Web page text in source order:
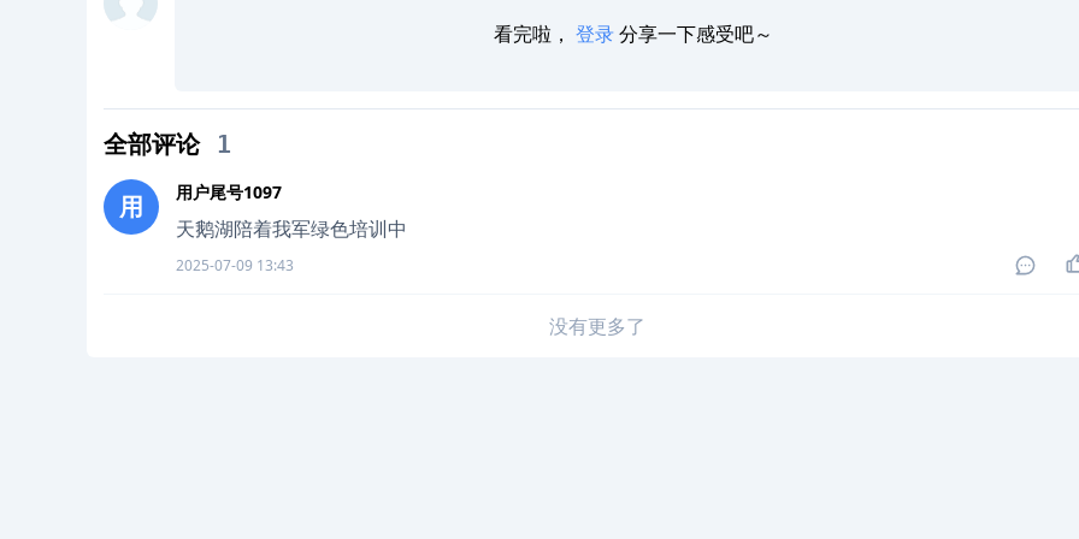
看完啦， 登录分享一下感受吧～
全部评论 1
用 用户尾号1097
天鹅湖陪着我军绿色培训中
2025-07-09 13:43
没有更多了